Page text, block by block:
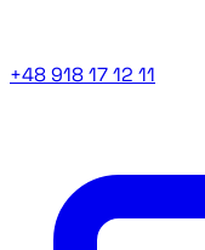
+48 918 17 12 11